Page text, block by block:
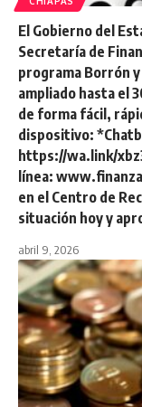
El Gobierno del
Secretaría de
programa Borrón
ampliado hasta el
de forma fácil,
dispositivo:
https://wa.link/
línea:
en el Centro de
situación hoy y
abril 9, 2026